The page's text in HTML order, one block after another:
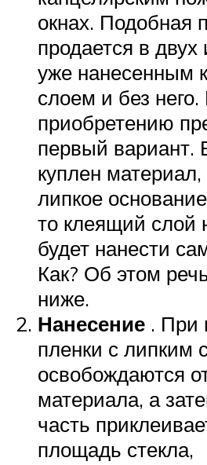
окнах. Подобная
продается в
уже нанесенным
слоем и без него.
приобретению
первый вариант.
куплен материал,
липкое
то клеящий слой
будет нанести
Как? Об этом
ниже.
Нанесение . При
пленки с липким
освобождаются
материала, а
часть
площадь стекла,